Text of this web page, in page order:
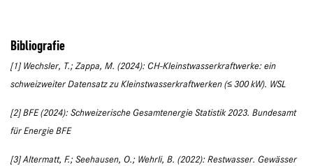
Bibliografie
[1] Wechsler, T.; Zappa, M. (2024): CH-Kleinstwasserkraftwerke: ein
schweizweiter Datensatz zu Kleinstwasserkraftwerken (≤ 300 kW). WSL
[2] BFE (2024): Schweizerische Gesamtenergie Statistik 2023. Bundesamt
für Energie BFE
[3] Altermatt, F.; Seehausen, O.; Wehrli, B. (2022): Restwasser. Gewässer